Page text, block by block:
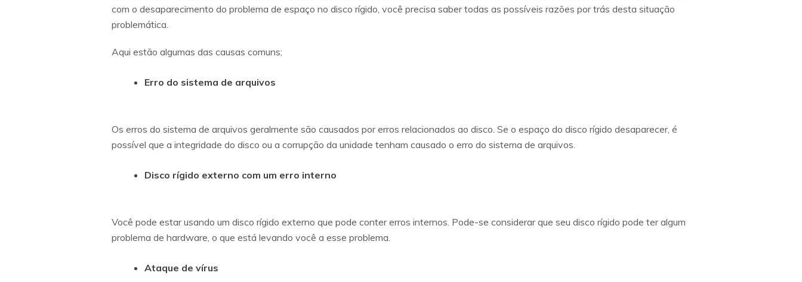
com o desaparecimento do problema de espaço no disco rígido, você precisa saber todas as possíveis razões por trás desta situação
problemática.
Aqui estão algumas das causas comuns;
Erro do sistema de arquivos
Os erros do sistema de arquivos geralmente são causados por erros relacionados ao disco. Se o espaço do disco rígido desaparecer, é
possível que a integridade do disco ou a corrupção da unidade tenham causado o erro do sistema de arquivos.
Disco rígido externo com um erro interno
Você pode estar usando um disco rígido externo que pode conter erros internos. Pode-se considerar que seu disco rígido pode ter algum
problema de hardware, o que está levando você a esse problema.
Ataque de vírus